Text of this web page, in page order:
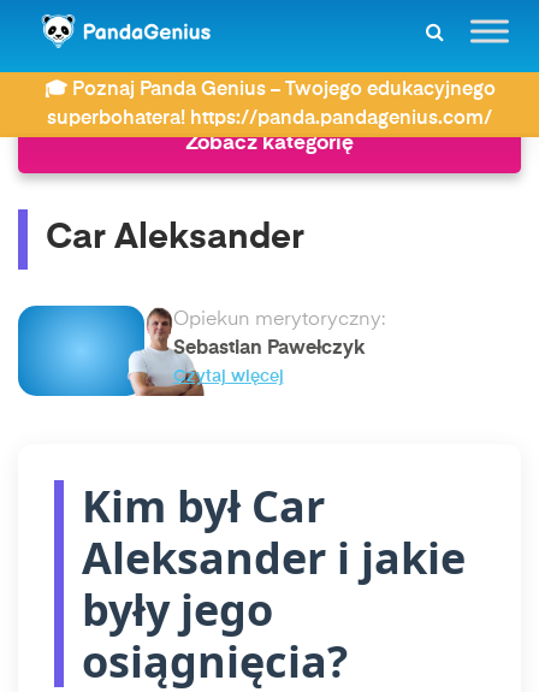
🎓 Poznaj Panda Genius – Twojego edukacyjnego
superbohatera! https://panda.pandagenius.com/
ZDAY Historia Car Aleksander
Zobacz kategorię
Car Aleksander
Opiekun merytoryczny:
Sebastian Pawełczyk
Czytaj więcej
Kim był Car
Aleksander i jakie
były jego
osiągnięcia?